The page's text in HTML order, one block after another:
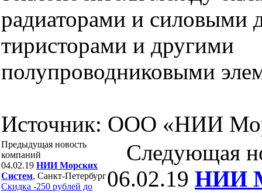
радиаторами и силовыми
тиристорами и другими
полупроводниковыми
Источник: ООО «НИИ
Предыдущая новость
компаний
04.02.19 НИИ Морских
Систем, Санкт-Петербург
Скидка -250 рублей до
Следующая
06.02.19 НИИ